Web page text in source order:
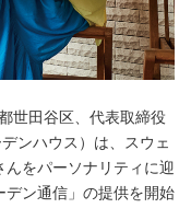
世田谷区、代表取締役
ンハウス）は、スウェ
をパーソナリティに迎
デン通信」の提供を開始